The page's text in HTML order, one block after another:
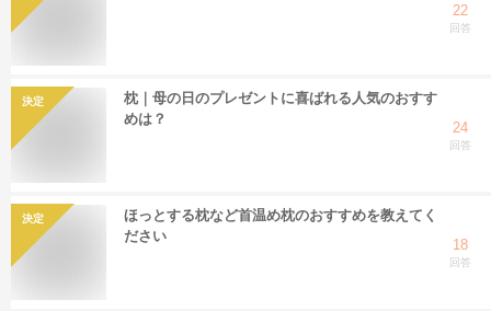
22
回答
決定
枕｜母の日のプレゼントに喜ばれる人気のおすす
めは？
24
回答
決定
ほっとする枕など首温め枕のおすすめを教えてく
ださい
18
回答